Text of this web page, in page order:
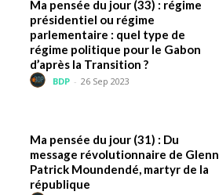
Ma pensée du jour (33) : régime
présidentiel ou régime
parlementaire : quel type de
régime politique pour le Gabon
d’après la Transition ?
BDP - 26 Sep 2023
Ma pensée du jour (31) : Du
message révolutionnaire de Glenn
Patrick Moundendé, martyr de la
république